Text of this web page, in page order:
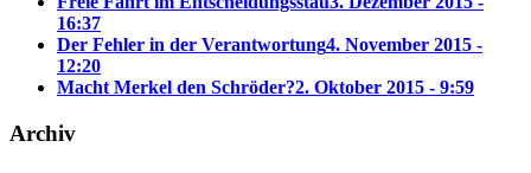
16:37
Der Fehler in der Verantwortung4. November 2015 -
12:20
Macht Merkel den Schröder?2. Oktober 2015 - 9:59
Archiv